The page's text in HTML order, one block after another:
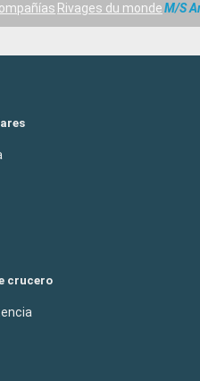
Rivages du mondeM/S
crucero